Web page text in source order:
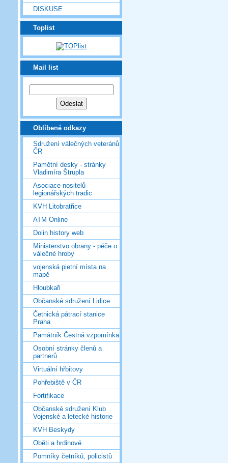
DISKUSE
Toplist
Mail list
Oblíbené odkazy
Sdružení válečných veteránů
ČR
Pamětní desky - stránky
Vladimíra Štrupla
Asociace nositelů
legionářských tradic
KVH Litobratřice
ATM Online
Dolin history web
Ministerstvo obrany - péče o
válečné hroby
vojenská pietní místa na
mapě
Hloubkaři
Občanské sdružení Lidice
Četnická pátrací stanice
Praha
Památník Čestná vzpomínka
Osobní stránky členů a
partnerů
Virtuální hřbitovy
Pohřebiště v ČR
Fortifikace
Občanské sdružení Klub
Vojenské a letecké historie
KVH Beskydy
Oběti a hrdinové
Pomníky četníků, policistů